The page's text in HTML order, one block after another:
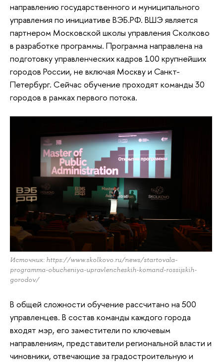
направлению государственного и муниципального
управления по инициативе ВЭБ.РФ. ВШЭ является
партнером Московской школы управления Сколково
в разработке программы. Программа направлена на
подготовку управленческих кадров 100 крупнейших
городов России, не включая Москву и Санкт-
Петербург. Сейчас обучение проходят команды 30
городов в рамках первого потока.
Источник: https://www.skolkovo.ru/news/startovala-
programma-obucheniya-upravlencheskih-komand-rossijskih-
gorodov/
В общей сложности обучение рассчитано на 500
управленцев. В состав команды каждого города
входят мэр, его заместители по ключевым
направлениям, представители региональной власти и
чиновники, отвечающие за градостроительную и